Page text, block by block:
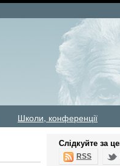
Школи, конференції
Слідкуйте за
RSS